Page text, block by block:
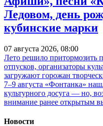
Ледовом, день
кубинские марки
07 августа 2026, 08:00
Лето решило притормозить
отпусков, организаторы
загружают горожан
7–9 августа «Фонтанка»
культурного досуга — но,
внимание ранее открытым
Новости